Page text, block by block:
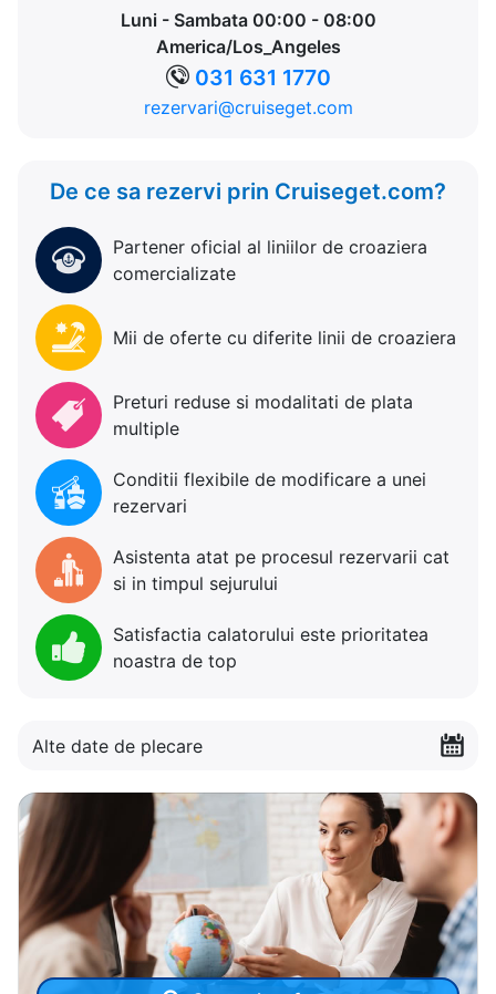
Luni - Sambata 00:00 - 08:00
America/Los_Angeles
031 631 1770
rezervari@cruiseget.com
De ce sa rezervi prin Cruiseget.com?
Partener oficial al liniilor de croaziera
comercializate
Mii de oferte cu diferite linii de croaziera
Preturi reduse si modalitati de plata
multiple
Conditii flexibile de modificare a unei
rezervari
Asistenta atat pe procesul rezervarii cat
si in timpul sejurului
Satisfactia calatorului este prioritatea
noastra de top
Alte date de plecare